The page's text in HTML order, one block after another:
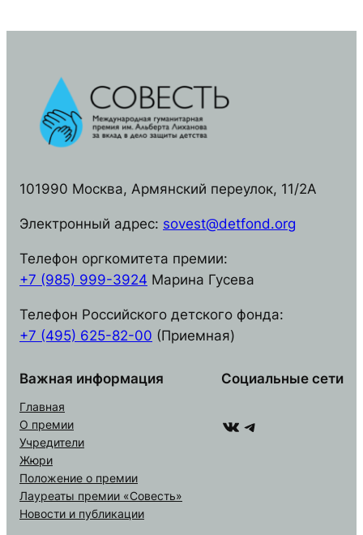
101990 Москва, Армянский переулок, 11/2А
Электронный адрес: sovest@detfond.org
Телефон оргкомитета премии:
+7 (985) 999-3924 Марина Гусева
Телефон Российского детского фонда:
+7 (495) 625-82-00 (Приемная)
Важная информация
Главная
О премии
Учредители
Жюри
Положение о премии
Лауреаты премии «Совесть»
Новости и публикации
Социальные сети
ВКонтакте Telegram